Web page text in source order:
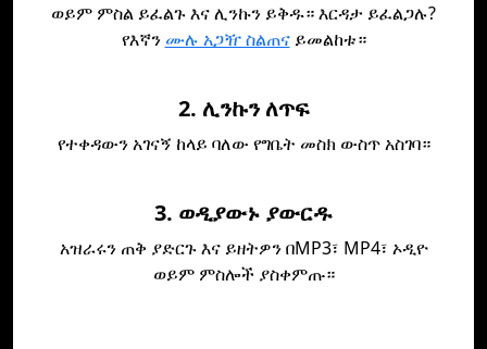
ወይም ምስል ይፈልጉ እና ሊንኩን ይቅዱ። እርዳታ ይፈልጋሉ?
የእኛን ሙሉ አጋዥ ስልጠናይመልከቱ።
2. ሊንኩን ለጥፍ
የተቀዳውን አገናኝ ከላይ ባለው የግቤት መስክ ውስጥ አስገባ።
3. ወዲያውኑ ያውርዱ
አዝራሩን ጠቅ ያድርጉ እና ይዘትዎን በMP3፣ MP4፣ ኦዲዮ
ወይም ምስሎች ያስቀምጡ።